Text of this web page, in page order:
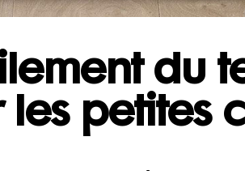
du
les petites